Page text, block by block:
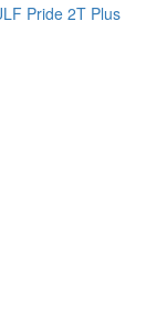
Pride 2T Plus